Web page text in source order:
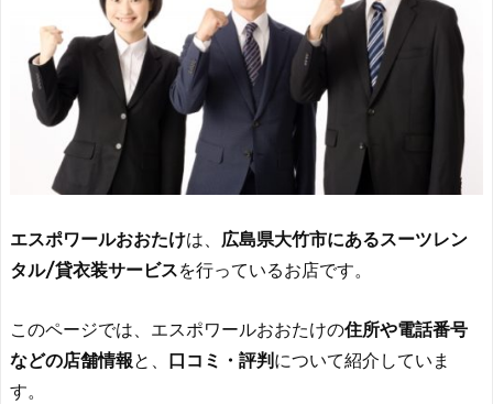
エスポワールおおたけは、 広島県大竹市にあるスーツレン
タル/貸衣装サービスを行っているお店です。
このページでは、エスポワールおおたけの住所や電話番号
などの店舗情報と、 口コミ・評判について紹介していま
す。